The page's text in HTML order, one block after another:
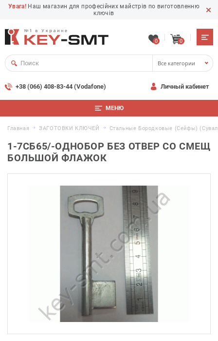
Увага! Наш магазин для професійних майстрів по виготовленню
ключів
0 0
Все категории
+38 (066) 408-83-44 (Vodafone) Личный кабинет
МЕНЮ
Главная ЗАГОТОВКИ КЛЮЧЕЙ Стальные Бородковые (сейфы)
1-7СБ65/-ОДНОБОР БЕЗ ОТВЕР СО СМЕЩ
БОЛЬШОЙ ФЛАЖОК